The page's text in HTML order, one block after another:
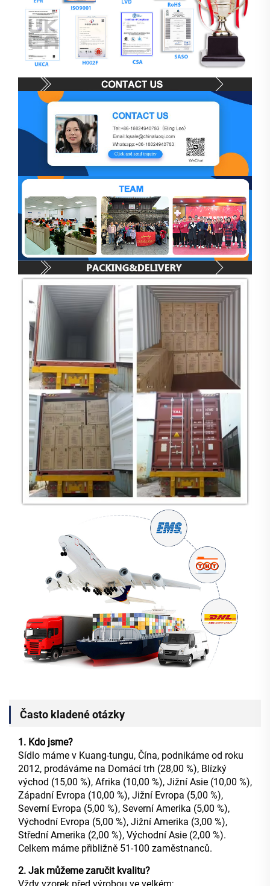
Často kladené otázky
1. Kdo jsme?
Sídlo máme v Kuang-tungu, Čína, podnikáme od roku
2012, prodáváme na Domácí trh (28,00 %), Blízký
východ (15,00 %), Afrika (10,00 %), Jižní Asie (10,00 %),
Západní Evropa (10,00 %), Jižní Evropa (5,00 %),
Severní Evropa (5,00 %), Severní Amerika (5,00 %),
Východní Evropa (5,00 %), Jižní Amerika (3,00 %),
Střední Amerika (2,00 %), Východní Asie (2,00 %).
Celkem máme přibližně 51-100 zaměstnanců.
2. Jak můžeme zaručit kvalitu?